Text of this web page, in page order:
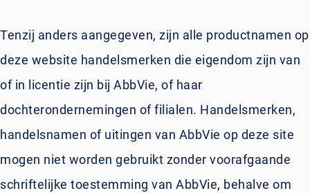
Tenzij anders aangegeven, zijn alle productnamen op
deze website handelsmerken die eigendom zijn van
of in licentie zijn bij AbbVie, of haar
dochterondernemingen of filialen. Handelsmerken,
handelsnamen of uitingen van AbbVie op deze site
mogen niet worden gebruikt zonder voorafgaande
schriftelijke toestemming van AbbVie, behalve om